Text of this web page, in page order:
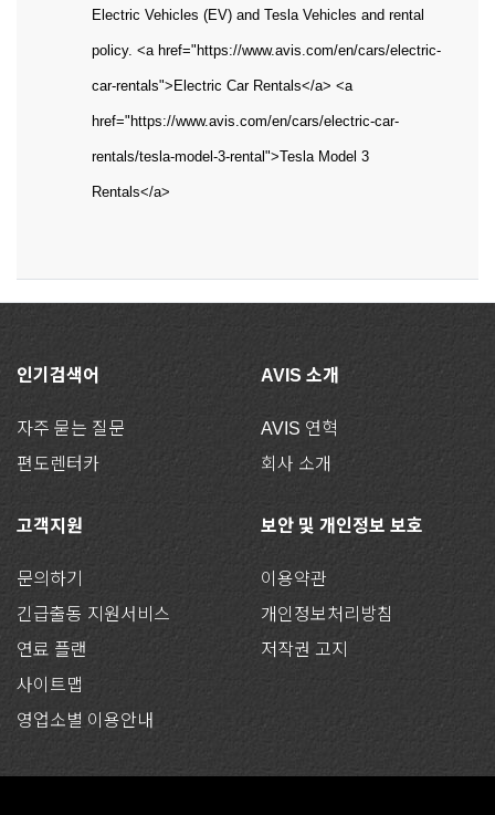
Electric Vehicles (EV) and Tesla Vehicles and rental
policy. <a href="https://www.avis.com/en/cars/electric-
car-rentals">Electric Car Rentals</a> <a
href="https://www.avis.com/en/cars/electric-car-
rentals/tesla-model-3-rental">Tesla Model 3
Rentals</a>
인기검색어
자주 묻는 질문
편도렌터카
AVIS 소개
AVIS 연혁
회사 소개
고객지원
문의하기
긴급출동 지원서비스
연료 플랜
사이트맵
영업소별 이용안내
보안 및 개인정보 보호
이용약관
개인정보처리방침
저작권 고지